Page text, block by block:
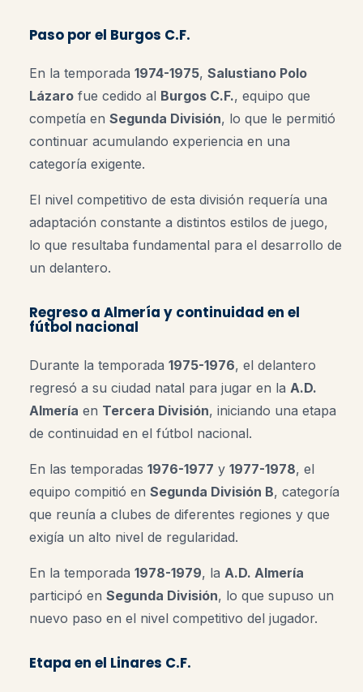
Paso por el Burgos C.F.
En la temporada 1974-1975, Salustiano Polo
Lázaro fue cedido al Burgos C.F., equipo que
competía en Segunda División, lo que le permitió
continuar acumulando experiencia en una
categoría exigente.
El nivel competitivo de esta división requería una
adaptación constante a distintos estilos de juego,
lo que resultaba fundamental para el desarrollo de
un delantero.
Regreso a Almería y continuidad en el
fútbol nacional
Durante la temporada 1975-1976, el delantero
regresó a su ciudad natal para jugar en la A.D.
Almería en Tercera División, iniciando una etapa
de continuidad en el fútbol nacional.
En las temporadas 1976-1977 y 1977-1978, el
equipo compitió en Segunda División B, categoría
que reunía a clubes de diferentes regiones y que
exigía un alto nivel de regularidad.
En la temporada 1978-1979, la A.D. Almería
participó en Segunda División, lo que supuso un
nuevo paso en el nivel competitivo del jugador.
Etapa en el Linares C.F.